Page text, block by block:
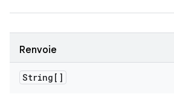
Renvoie
String[]